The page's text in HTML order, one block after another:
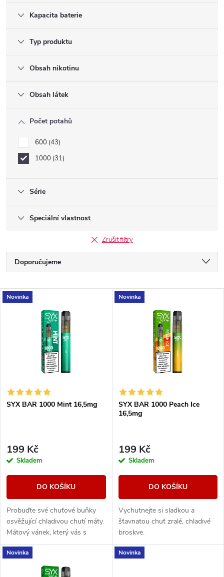
Kapacita baterie
Typ produktu
Obsah nikotinu
Obsah látek
Počet potahů
600 43
1000 31
Série
Speciální vlastnost
Zrušit filtry
Ř
a
í
p
r
o
u
k
t
Doporučujeme
Nejdražší
Nejprodávanější
Abecedně
V
s
r
o
d
u
k
Novinka
SYX BAR 1000 Mint 16,5mg
199 Kč
Skladem
DO KOŠÍKU
Probuďte své chuťové buňky
osvěžující chladivou chutí máty.
Mátový vánek, který vás s
každým výdechem osvěží.
Novinka
SYX BAR 1000 Peach Ice
16,5mg
199 Kč
Skladem
DO KOŠÍKU
Vychutnejte si sladkou a
šťavnatou chuť zralé, chladivé
broskve.
Novinka Novinka